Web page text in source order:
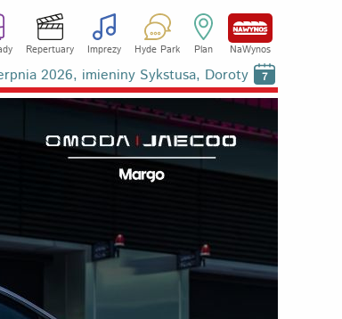
Repertuary Imprezy Hyde Park Plan NaWynos
2026, imieniny Sykstusa, Doroty 7